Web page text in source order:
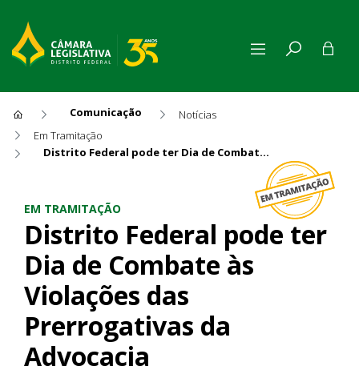
Comunicação
Notícias
Em Tramitação
Distrito Federal pode ter Dia de Combate às Violações das Prerrogativas da Advocacia
Distrito Federal pode ter Dia
EM TRAMITAÇÃO
Distrito Federal pode ter
Dia de Combate às
Violações das
Prerrogativas da
Advocacia